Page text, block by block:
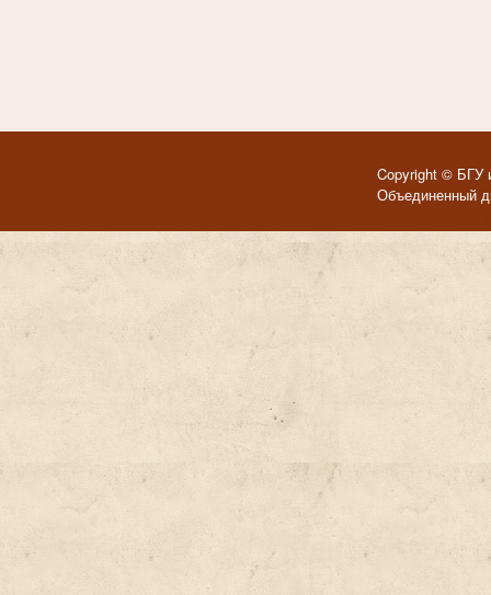
Copyright © БГУ
Объединенный